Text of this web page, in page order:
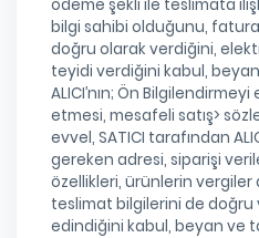
ödeme şekli ile teslimata
bilgi sahibi olduğunu,
doğru olarak verdiğini,
teyidi verdiğini kabul,
ALICI’nın; Ön
etmesi, mesafeli satış>
evvel, SATICI tarafından
gereken adresi, siparişi
özellikleri, ürünlerin vergiler
teslimat bilgilerini de doğru
edindiğini kabul, beyan ve